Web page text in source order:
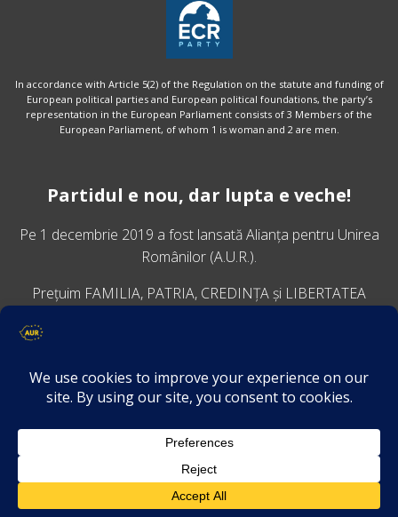
In accordance with Article 5(2) of the Regulation on the statute and funding of
European political parties and European political foundations, the party’s
representation in the European Parliament consists of 3 Members of the
European Parliament, of whom 1 is woman and 2 are men.
Partidul e nou, dar lupta e veche!
Pe 1 decembrie 2019 a fost lansatăAlianța pentru Unirea
Românilor (A.U.R.).
Prețuim FAMILIA, PATRIA, CREDINȚA și LIBERTATEA
VINO ALĂTURI DE NOI
Descarcă aplicația Platforma AUR
Termeni și condiții de confidențialitate
GDPR